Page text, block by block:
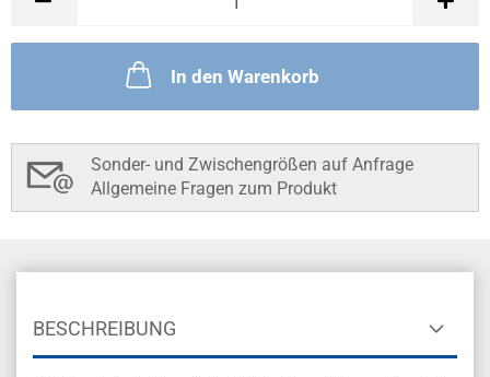
In den Warenkorb
Sonder- und Zwischengrößen auf Anfrage
Allgemeine Fragen zum Produkt
BESCHREIBUNG